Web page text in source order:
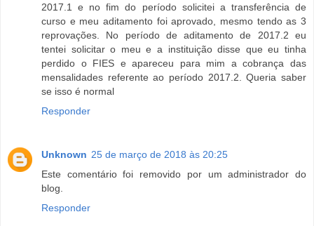
2017.1 e no fim do período solicitei a transferência de
curso e meu aditamento foi aprovado, mesmo tendo as 3
reprovações. No período de aditamento de 2017.2 eu
tentei solicitar o meu e a instituição disse que eu tinha
perdido o FIES e apareceu para mim a cobrança das
mensalidades referente ao período 2017.2. Queria saber
se isso é normal
Responder
Unknown 25 de março de 2018 às 20:25
Este comentário foi removido por um administrador do
blog.
Responder